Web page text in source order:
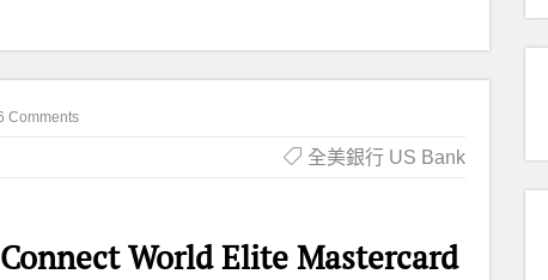
Comments
全美銀行 US Bank
World Elite Mastercard